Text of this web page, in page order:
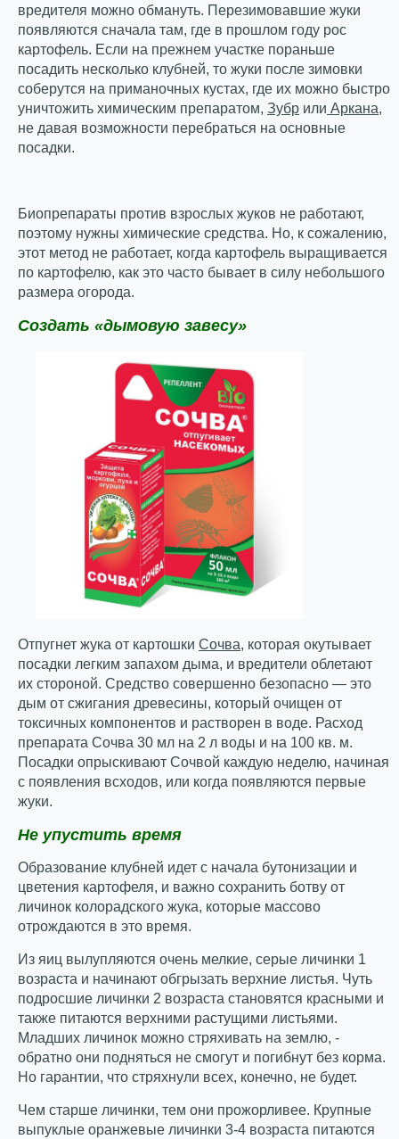
вредителя можно обмануть. Перезимовавшие жуки
появляются сначала там, где в прошлом году рос
картофель. Если на прежнем участке пораньше
посадить несколько клубней, то жуки после зимовки
соберутся на приманочных кустах, где их можно быстро
уничтожить химическим препаратом, Зубр или Аркана,
не давая возможности перебраться на основные
посадки.
Биопрепараты против взрослых жуков не работают,
поэтому нужны химические средства. Но, к сожалению,
этот метод не работает, когда картофель выращивается
по картофелю, как это часто бывает в силу небольшого
размера огорода.
Создать «дымовую завесу»
Отпугнет жука от картошки Сочва, которая окутывает
посадки легким запахом дыма, и вредители облетают
их стороной. Средство совершенно безопасно — это
дым от сжигания древесины, который очищен от
токсичных компонентов и растворен в воде. Расход
препарата Сочва 30 мл на 2 л воды и на 100 кв. м.
Посадки опрыскивают Сочвой каждую неделю, начиная
с появления всходов, или когда появляются первые
жуки.
Не упустить время
Образование клубней идет с начала бутонизации и
цветения картофеля, и важно сохранить ботву от
личинок колорадского жука, которые массово
отрождаются в это время.
Из яиц вылупляются очень мелкие, серые личинки 1
возраста и начинают обгрызать верхние листья. Чуть
подросшие личинки 2 возраста становятся красными и
также питаются верхними растущими листьями.
Младших личинок можно стряхивать на землю, -
обратно они подняться не смогут и погибнут без корма.
Но гарантии, что стряхнули всех, конечно, не будет.
Чем старше личинки, тем они прожорливее. Крупные
выпуклые оранжевые личинки 3-4 возраста питаются